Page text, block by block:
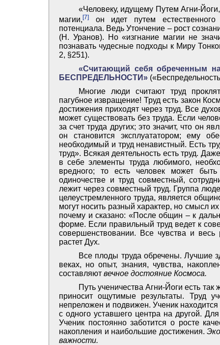
«Человеку, идущему Путем Агни-
магии,[7]
он идет путем естественного
потенциала. Ведь Утончение – рост
(Н. Уранов). Но «изгнание магии не
познавать чудесные подходы к Миру
2, §251).
«Считающий себя обреченным
БЕСПРЕДЕЛЬНОСТИ»
Многие люди считают труд
пагубное извращение! Труд есть закон
достижения приходят через труд. Все
может существовать без труда. Если
за счет труда других; это значит, что он
он становится эксплуататором; ему
необходимый и труд ненавистный. Есть
труд». Всякая деятельность есть труд.
в себе элементы труда любимого,
вредного; то есть человек может
одиночестве и труд совместный,
лежит через совместный труд. Группа
целеустремленного труда, является
могут носить разный характер, но смысл
почему и сказано: «После общин – к
форме. Если правильный труд ведет к
совершенствовании. Все чувства и
растет Дух.
Все плоды труда обречены. Лучшие
веках, но опыт, знания, чувства,
составляют вечное достояние Космоса.
Путь ученичества Агни-Йоги есть
приносит ощутимые результаты. Труд
непреложен и подвижен. Ученик
с одного уставшего центра на другой.
Ученик постоянно заботится о росте
накопления и наибольшие достижения.
важности.